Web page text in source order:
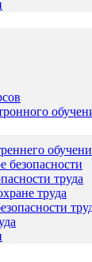
безопасности
труда
труда